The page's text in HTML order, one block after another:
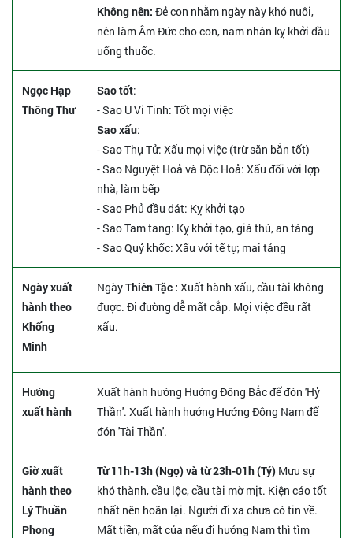
Không nên: Đẻ con nhằm ngày này khó nuôi,
nên làm Âm Đức cho con, nam nhân kỵ khởi đầu
uống thuốc.
Ngọc Hạp
Thông Thư
Sao tốt:
- Sao U Vi Tinh: Tốt mọi việc
Sao xấu:
- Sao Thụ Tử: Xấu mọi việc (trừ săn bắn tốt)
- Sao Nguyệt Hoả và Độc Hoả: Xấu đối với lợp
nhà, làm bếp
- Sao Phủ đầu dát: Kỵ khởi tạo
- Sao Tam tang: Kỵ khởi tạo, giá thú, an táng
- Sao Quỷ khốc: Xấu với tế tự, mai táng
Ngày xuất
hành theo
Khổng
Minh
NgàyThiên Tặc : Xuất hành xấu, cầu tài không
được. Đi đường dễ mất cắp. Mọi việc đều rất
xấu.
Hướng
xuất hành
Xuất hành hướng Hướng Đông Bắc để đón 'Hỷ
Thần'. Xuất hành hướng Hướng Đông Nam để
đón 'Tài Thần'.
Giờ xuất
hành theo
Lý Thuần
Phong
Từ 11h-13h (Ngọ) và từ 23h-01h (Tý) Mưu sự
khó thành, cầu lộc, cầu tài mờ mịt. Kiện cáo tốt
nhất nên hoãn lại. Người đi xa chưa có tin về.
Mất tiền, mất của nếu đi hướng Nam thì tìm